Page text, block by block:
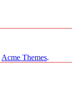
Acme Themes.